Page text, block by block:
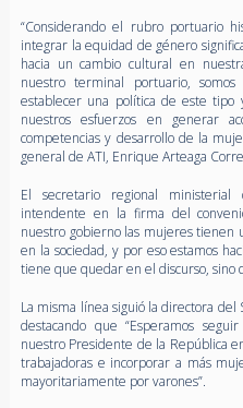
“Considerando el rubro portuario
integrar la equidad de género
hacia un cambio cultural en
nuestro terminal portuario,
establecer una política de este tipo
nuestros esfuerzos en generar
competencias y desarrollo de la
general de ATI, Enrique Arteaga
El secretario regional
intendente en la firma del
nuestro gobierno las mujeres tienen
en la sociedad, y por eso estamos
tiene que quedar en el discurso, sino
La misma línea siguió la directora del
destacando que “Esperamos
nuestro Presidente de la República
trabajadoras e incorporar a más
mayoritariamente por varones”.